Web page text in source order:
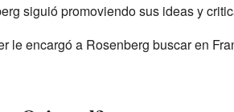
siguió promoviendo sus ideas y
le encargó a Rosenberg buscar en